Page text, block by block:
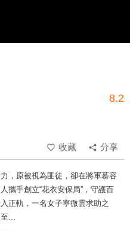
8.2
收藏
分享
，原被視為匪徒，卻在將軍慕容
攜手創立“花衣安保局”，守護百
正軌，一名女子寧微雲求助之
...